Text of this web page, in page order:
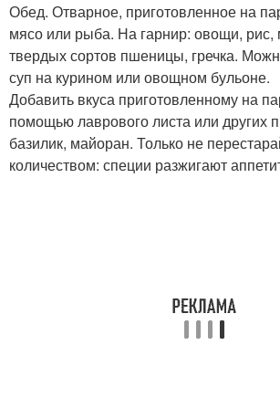
Обед. Отварное, приготовленное на
мясо или рыба. На гарнир: овощи, рис,
твердых сортов пшеницы, гречка.
суп на курином или овощном бульоне.
Добавить вкуса приготовленному на
помощью лаврового листа или других
базилик, майоран. Только не
количеством: специи разжигают